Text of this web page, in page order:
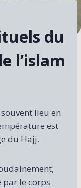
du
l’islam
lieu en
est
du Hajj.
par le corps